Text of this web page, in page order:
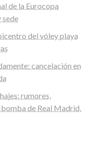
de la Eurocopa
sede
del vóley playa
cancelación en
rumores,
de Real Madrid,